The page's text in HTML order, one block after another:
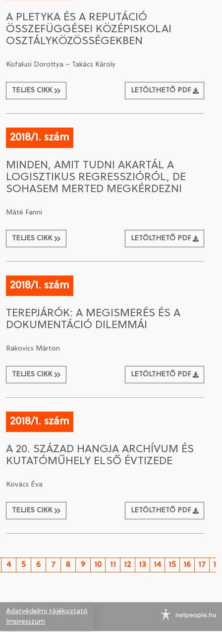
A PLETYKA ÉS A REPUTÁCIÓ
ÖSSZEFÜGGÉSEI KÖZÉPISKOLAI
OSZTÁLYKÖZÖSSÉGEKBEN
Kisfalusi Dorottya – Takács Károly
TELJES CIKK LETÖLTHETŐ PDF
2018/1. szám
MINDEN, AMIT TUDNI AKARTÁL A
LOGISZTIKUS REGRESSZIÓRÓL, DE
SOHASEM MERTED MEGKÉRDEZNI
Máté Fanni
TELJES CIKK LETÖLTHETŐ PDF
2018/1. szám
TEREPJÁRÓK: A MEGISMERÉS ÉS A
DOKUMENTÁCIÓ DILEMMÁI
Rakovics Márton
TELJES CIKK LETÖLTHETŐ PDF
2018/1. szám
A 20. SZÁZAD HANGJA ARCHÍVUM ÉS
KUTATÓMŰHELY ELSŐ ÉVTIZEDE
Kovács Éva
TELJES CIKK LETÖLTHETŐ PDF
4 5 6 7 8 9 10 11 12 13 14 15 16 17 18
Adatvédelmi tájékoztató
Impresszum